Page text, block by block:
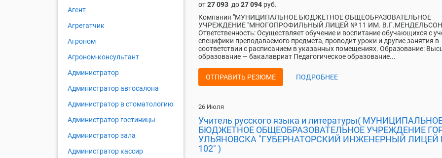
от27 093 до27 094 руб.
Компания "МУНИЦИПАЛЬНОЕ БЮДЖЕТНОЕ ОБЩЕОБРАЗОВАТЕЛЬНОЕ
УЧРЕЖДЕНИЕ "МНОГОПРОФИЛЬНЫЙ ЛИЦЕЙ № 11 ИМ.
Ответственность: Осуществляет обучение и воспитание обучающихся с
специфики преподаваемого предмета, проводит уроки и другие занятия в
соответствии с расписанием в указанных помещениях. Образование:
образование — бакалавриат Педагогическое образование...
ОТПРАВИТЬ РЕЗЮМЕ ПОДРОБНЕЕ
26 Июля
Учитель русского языка и литературы(
БЮДЖЕТНОЕ ОБЩЕОБРАЗОВАТЕЛЬНОЕ УЧРЕЖДЕНИЕ
УЛЬЯНОВСКА "ГУБЕРНАТОРСКИЙ ИНЖЕНЕРНЫЙ
102" )
Агент
Агрегатчик
Агроном
Агроном-консультант
Администратор
Администратор автосалона
Администратор в стоматологию
Администратор гостиницы
Администратор зала
Администратор кассир